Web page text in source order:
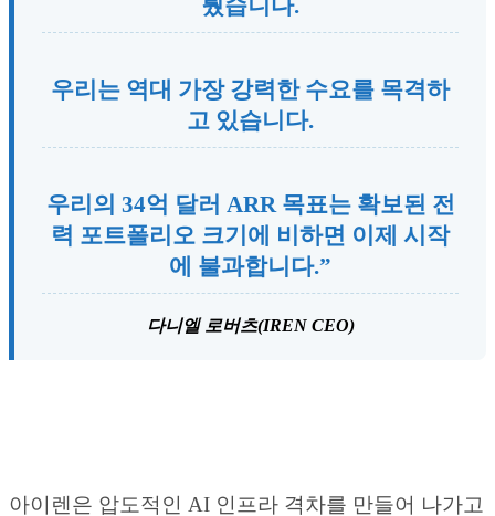
뤘습니다.
우리는 역대 가장 강력한 수요를 목격하
고 있습니다.
우리의 34억 달러 ARR 목표는 확보된 전
력 포트폴리오 크기에 비하면 이제 시작
에 불과합니다.”
다니엘 로버츠(IREN CEO)
아이렌은 압도적인 AI 인프라 격차를 만들어 나가고